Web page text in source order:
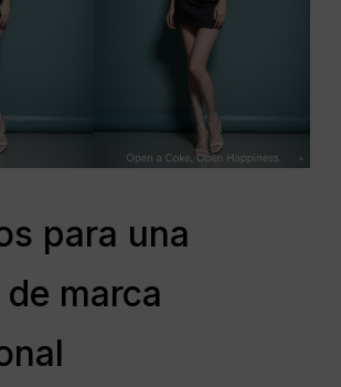
para una
marca